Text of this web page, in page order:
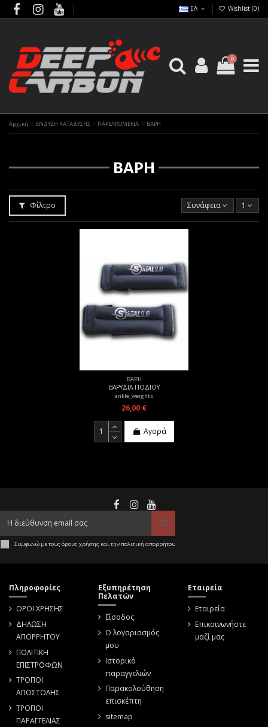
ΕΛ Wishlist (0)
0
Αρχική ΕΝΔΥΣΗ ΚΑΤΑΔΥΣΗΣ ΠΑΡΕΛΚΟΜΕΝΑ ΒΑΡΗ
ΒΑΡΗ
Φίλτρο Συνάφεια 1
ΒΑΡΗ
ΒΑΡΥΔΙΑ ΠΟΔΙΟΥ
ankle_weights
26,00 €
Αγορά
Συμφωνώ με τους όρους χρήσης και την πολιτική απορρήτου
Πληροφορίες
ΟΡΟΙ ΧΡΗΣΗΣ
ΔΗΛΩΣΗ
ΑΠΟΡΡΗΤΟΥ
ΠΟΛΙΤΙΚΗ
ΕΠΙΣΤΡΟΦΩΝ
ΤΡΟΠΟΙ
ΑΠΟΣΤΟΛΗΣ
ΤΡΟΠΟΙ
ΠΑΡΑΓΓΕΛΙΑΣ
Εξυπηρέτηση
Πελατών
Είσοδος
Ο λογαριασμός
μου
Ιστορικό
παραγγελιών
Παρακολούθηση
επισκέπτη
sitemap
Εταιρεία
Εταιρεία
Επικοινωνήστε
μαζί μας